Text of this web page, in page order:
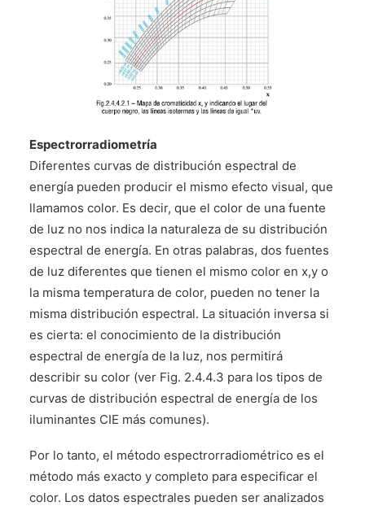
Espectrorradiometría
Diferentes curvas de distribución espectral de
energía pueden producir el mismo efecto visual, que
llamamos color. Es decir, que el color de una fuente
de luz no nos indica la naturaleza de su distribución
espectral de energía. En otras palabras, dos fuentes
de luz diferentes que tienen el mismo color en x,y o
la misma temperatura de color, pueden no tener la
misma distribución espectral. La situación inversa si
es cierta: el conocimiento de la distribución
espectral de energía de la luz, nos permitirá
describir su color (ver Fig. 2.4.4.3 para los tipos de
curvas de distribución espectral de energía de los
iluminantes CIE más comunes).
Por lo tanto, el método espectrorradiométrico es el
método más exacto y completo para especificar el
color. Los datos espectrales pueden ser analizados